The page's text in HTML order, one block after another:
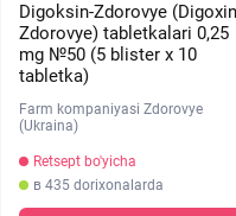
Digoksin-Zdorovye
Zdorovye) tabletkalari 0,25
mg №50 (5 blister х 10
tabletka)
Farm kompaniyasi Zdorovye
(Ukraina)
Retsept bo'yicha
в 435 dorixonalarda